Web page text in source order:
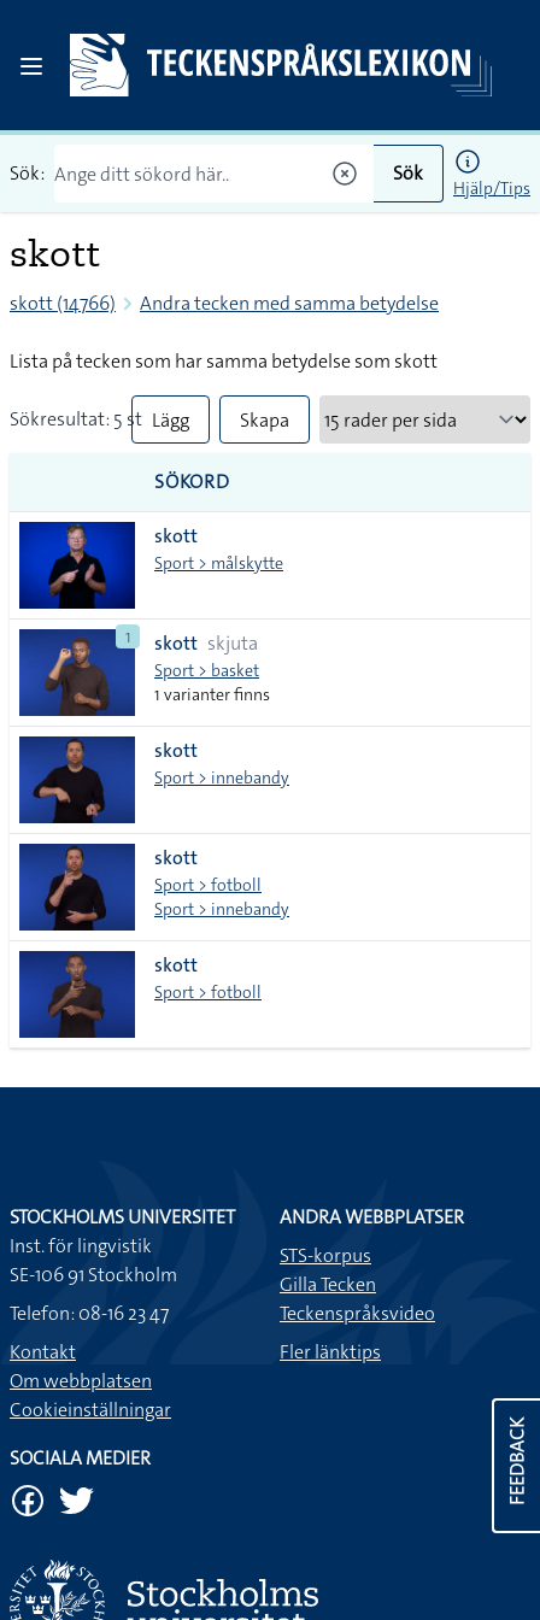
Sök: Sök
Hjälp/Tips
skott
skott (14766) Andra tecken med samma betydelse
Lista på tecken som har samma betydelse som skott
Sökresultat: 5 st Lägg
till
alla i
lista
Skapa
SÖKORD
skott
Sport > målskytte
1 skott skjuta
Sport > basket
1 varianter finns
skott
Sport > innebandy
skott
Sport > fotboll
Sport > innebandy
skott
Sport > fotboll
FEEDBACK
STOCKHOLMS UNIVERSITET
Inst. för lingvistik
SE-106 91 Stockholm
Telefon: 08-16 23 47
Kontakt
Om webbplatsen
Cookieinställningar
ANDRA WEBBPLATSER
STS-korpus
Gilla Tecken
Teckenspråksvideo
Fler länktips
SOCIALA MEDIER